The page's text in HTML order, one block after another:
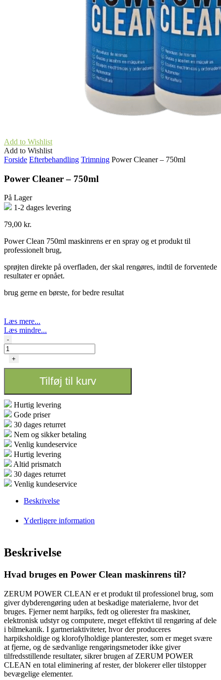
Add to Wishlist
Add to Wishlist
Forside Efterbehandling Trimning Power Cleaner – 750ml
Power Cleaner – 750ml
På Lager
1-2 dages levering
79,00 kr.
Power Clean 750ml maskinrens er en spray og et produkt til
professionelt brug,
sprøjten direkte på overfladen, der skal rengøres, indtil de forventede
resultater er opnået.
brug gerne en børste, for bedre resultat
Læs mere...
Læs mindre...
Power
Cleaner
-
-
+
Tilføj til kurv
Hurtig levering
Gode priser
30 dages returret
Nem og sikker betaling
Venlig kundeservice
Hurtig levering
Altid prismatch
30 dages returret
Venlig kundeservice
Beskrivelse
Yderligere information
Beskrivelse
Hvad bruges en Power Clean maskinrens til?
ZERUM POWER CLEAN er et produkt til professionel brug, som
giver dybderengøring uden at beskadige materialerne, hvor det
bruges. Fjerner nemt harpiks, fedt og olierester fra maskiner,
elektronisk udstyr og computere, meget effektivt til rengøring af dele
i bilmekanik. I gartneriaktiviteter, hvor der produceres
harpiksholdige og klorofylholdige planterester, som er meget svære
at fjerne, og de sædvanlige rengøringsmetoder ikke giver
tilfredsstillende resultater, sikrer brugen af ​​ZERUM POWER
CLEAN en total eliminering af rester, der blokerer eller tilstopper
bevægelige elementer.